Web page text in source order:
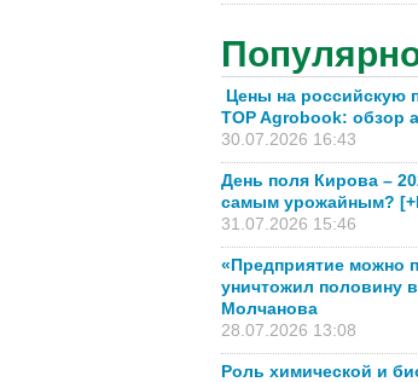
Цены на российскую
TOP Agrobook: обзор
30.07.2026 16:43
День поля Кирова –
самым урожайным?
31.07.2026 15:46
«Предприятие можно
уничтожил половину
Молчанова
28.07.2026 13:08
Роль химической и